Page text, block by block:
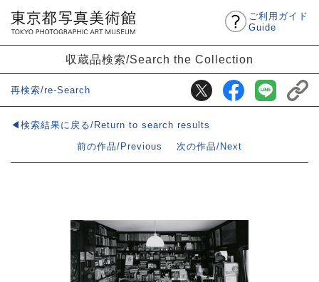
ご利用ガイド
Guide
収蔵品検索/Search the Collection
再検索/re-Search
◀検索結果に戻る/Return to search results
前の作品/Previous
次の作品/Next